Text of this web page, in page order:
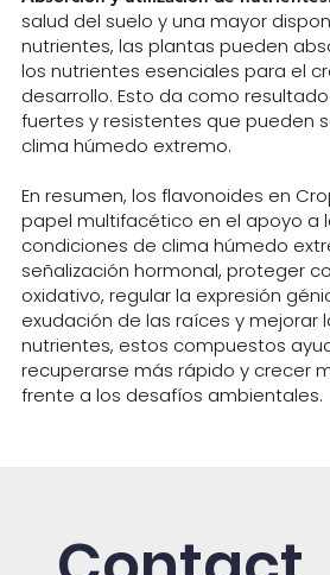
salud del suelo y una mayor
nutrientes, las plantas pueden
los nutrientes esenciales para el
desarrollo. Esto da como
fuertes y resistentes que pueden
clima húmedo extremo.
En resumen, los flavonoides en
papel multifacético en el apoyo a
condiciones de clima húmedo
señalización hormonal, proteger
oxidativo, regular la expresión
exudación de las raíces y mejorar
nutrientes, estos compuestos
recuperarse más rápido y crecer
frente a los desafíos ambientales.